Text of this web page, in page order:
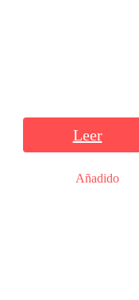
Leer
Añadido